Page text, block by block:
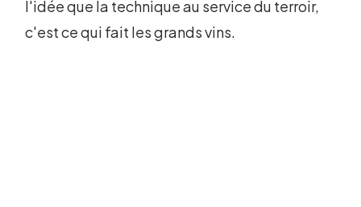
l'idée que la technique au service du terroir,
c'est ce qui fait les grands vins.